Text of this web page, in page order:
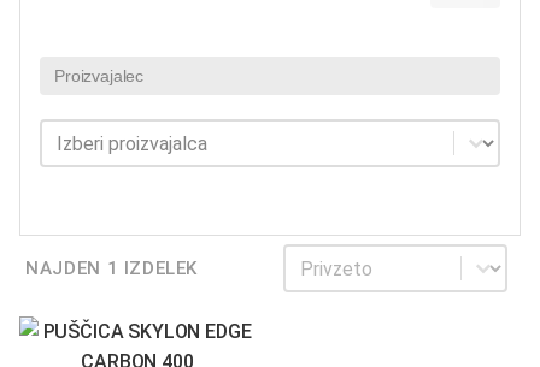
Proizvajalec
Proizvajalec
Proizvajalec
NAJDEN 1 IZDELEK Sortiraj
Sortiraj